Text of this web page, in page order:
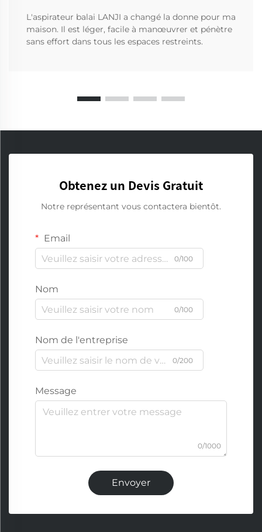
L'aspirateur balai LANJI a changé la donne pour ma
maison. Il est léger, facile à manœuvrer et pénètre
sans effort dans tous les espaces restreints.
Obtenez un Devis Gratuit
Notre représentant vous contactera bientôt.
Email
0/100
Nom
0/100
Nom de l'entreprise
0/200
Message
0/1000
Envoyer